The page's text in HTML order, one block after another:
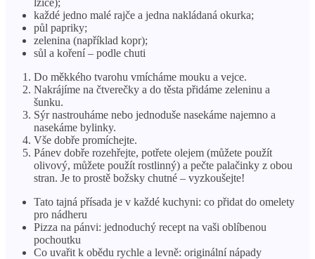
každé jedno malé rajče a jedna nakládaná okurka;
půl papriky;
zelenina (například kopr);
sůl a koření – podle chuti
Do měkkého tvarohu vmícháme mouku a vejce.
Nakrájíme na čtverečky a do těsta přidáme zeleninu a
šunku.
Sýr nastrouháme nebo jednoduše nasekáme najemno a
nasekáme bylinky.
Vše dobře promíchejte.
Pánev dobře rozehřejte, potřete olejem (můžete použít
olivový, můžete použít rostlinný) a pečte palačinky z obou
stran. Je to prostě božsky chutné – vyzkoušejte!
Tato tajná přísada je v každé kuchyni: co přidat do omelety
pro nádheru
Pizza na pánvi: jednoduchý recept na vaši oblíbenou
pochoutku
Co uvařit k obědu rychle a levně: originální nápady